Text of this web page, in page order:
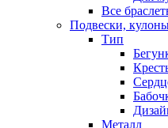
Все
Подвески,
Тип
Металл